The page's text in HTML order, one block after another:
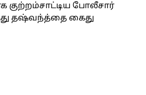
குற்றம்சாட்டிய போலீசார்
தஷ்வந்த்தை கைது